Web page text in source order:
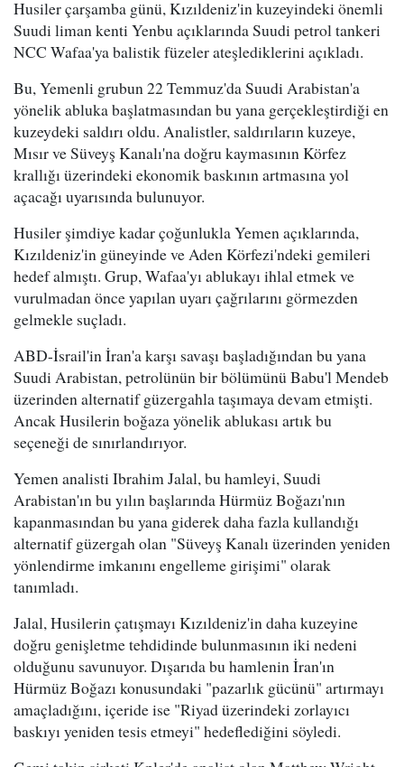
Husiler çarşamba günü, Kızıldeniz'in kuzeyindeki önemli
Suudi liman kenti Yenbu açıklarında Suudi petrol tankeri
NCC Wafaa'ya balistik füzeler ateşlediklerini açıkladı.
Bu, Yemenli grubun 22 Temmuz'da Suudi Arabistan'a
yönelik abluka başlatmasından bu yana gerçekleştirdiği en
kuzeydeki saldırı oldu. Analistler, saldırıların kuzeye,
Mısır ve Süveyş Kanalı'na doğru kaymasının Körfez
krallığı üzerindeki ekonomik baskının artmasına yol
açacağı uyarısında bulunuyor.
Husiler şimdiye kadar çoğunlukla Yemen açıklarında,
Kızıldeniz'in güneyinde ve Aden Körfezi'ndeki gemileri
hedef almıştı. Grup, Wafaa'yı ablukayı ihlal etmek ve
vurulmadan önce yapılan uyarı çağrılarını görmezden
gelmekle suçladı.
ABD-İsrail'in İran'a karşı savaşı başladığından bu yana
Suudi Arabistan, petrolünün bir bölümünü Babu'l Mendeb
üzerinden alternatif güzergahla taşımaya devam etmişti.
Ancak Husilerin boğaza yönelik ablukası artık bu
seçeneği de sınırlandırıyor.
Yemen analisti Ibrahim Jalal, bu hamleyi, Suudi
Arabistan'ın bu yılın başlarında Hürmüz Boğazı'nın
kapanmasından bu yana giderek daha fazla kullandığı
alternatif güzergah olan "Süveyş Kanalı üzerinden yeniden
yönlendirme imkanını engelleme girişimi" olarak
tanımladı.
Jalal, Husilerin çatışmayı Kızıldeniz'in daha kuzeyine
doğru genişletme tehdidinde bulunmasının iki nedeni
olduğunu savunuyor. Dışarıda bu hamlenin İran'ın
Hürmüz Boğazı konusundaki "pazarlık gücünü" artırmayı
amaçladığını, içeride ise "Riyad üzerindeki zorlayıcı
baskıyı yeniden tesis etmeyi" hedeflediğini söyledi.